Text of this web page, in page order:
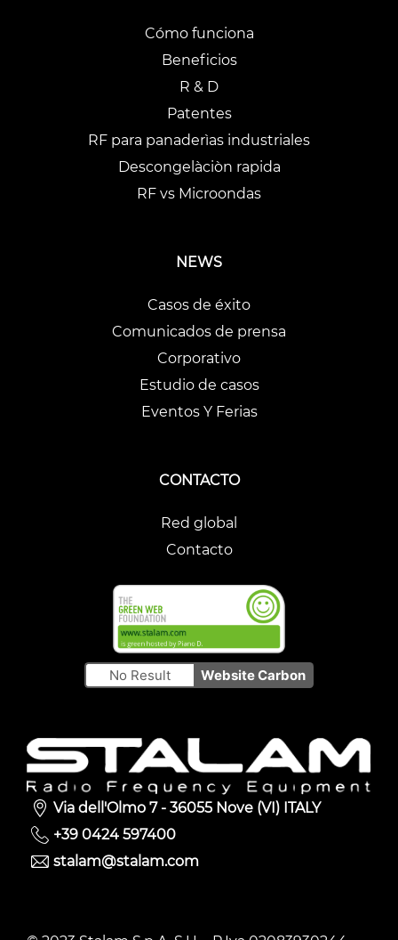
Cómo funciona
Beneficios
R & D
Patentes
RF para panaderìas industriales
Descongelàciòn rapida
RF vs Microondas
NEWS
Casos de éxito
Comunicados de prensa
Corporativo
Estudio de casos
Eventos Y Ferias
CONTACTO
Red global
Contacto
No Result Website Carbon
Via dell'Olmo 7 - 36055 Nove (VI) ITALY
+39 0424 597400
stalam@stalam.com